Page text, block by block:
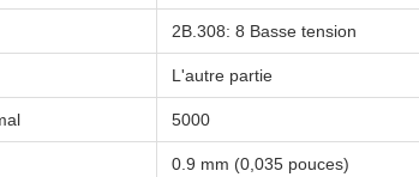
2B.308: 8 Basse tension
L'autre partie
5000
0.9 mm (0,035 pouces)